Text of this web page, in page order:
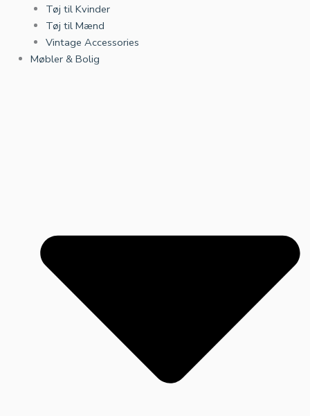
Tøj til Kvinder
Tøj til Mænd
Vintage Accessories
Møbler & Bolig